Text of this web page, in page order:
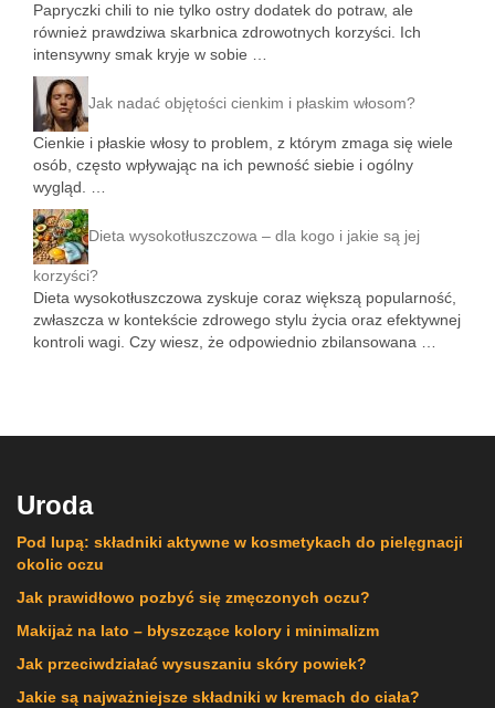
Papryczki chili to nie tylko ostry dodatek do potraw, ale
również prawdziwa skarbnica zdrowotnych korzyści. Ich
intensywny smak kryje w sobie …
Jak nadać objętości cienkim i płaskim włosom?
Cienkie i płaskie włosy to problem, z którym zmaga się wiele
osób, często wpływając na ich pewność siebie i ogólny
wygląd. …
Dieta wysokotłuszczowa – dla kogo i jakie są jej
korzyści?
Dieta wysokotłuszczowa zyskuje coraz większą popularność,
zwłaszcza w kontekście zdrowego stylu życia oraz efektywnej
kontroli wagi. Czy wiesz, że odpowiednio zbilansowana …
Uroda
Pod lupą: składniki aktywne w kosmetykach do pielęgnacji
okolic oczu
Jak prawidłowo pozbyć się zmęczonych oczu?
Makijaż na lato – błyszczące kolory i minimalizm
Jak przeciwdziałać wysuszaniu skóry powiek?
Jakie są najważniejsze składniki w kremach do ciała?